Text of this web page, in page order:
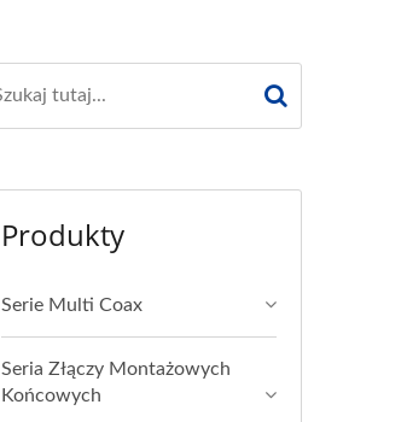
Produkty
Serie Multi Coax
Seria Złączy Montażowych
Końcowych